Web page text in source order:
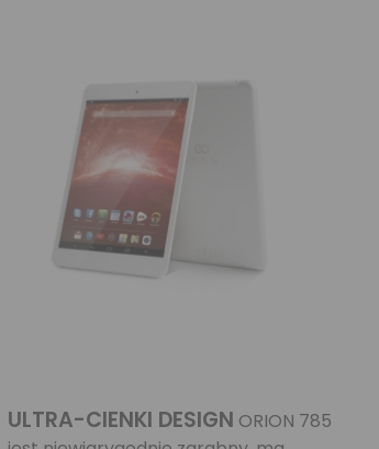
ULTRA-CIENKI DESIGN ORION 785